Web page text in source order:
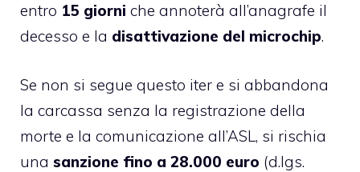
entro 15 giorni che annoterà all’anagrafe il
decesso e la disattivazione del microchip.
Se non si segue questo iter e si abbandona
la carcassa senza la registrazione della
morte e la comunicazione all’ASL, si rischia
una sanzione fino a 28.000 euro (d.lgs.